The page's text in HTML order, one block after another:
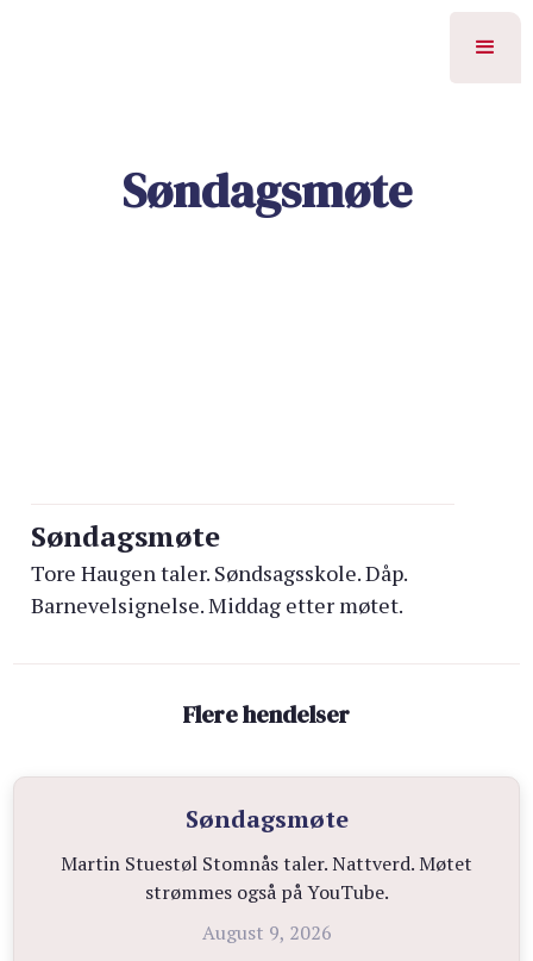
Søndagsmøte
Søndagsmøte
Tore Haugen taler. Søndsagsskole. Dåp.
Barnevelsignelse. Middag etter møtet.
Flere hendelser
Søndagsmøte
Martin Stuestøl Stomnås taler. Nattverd. Møtet
strømmes også på YouTube.
August 9, 2026